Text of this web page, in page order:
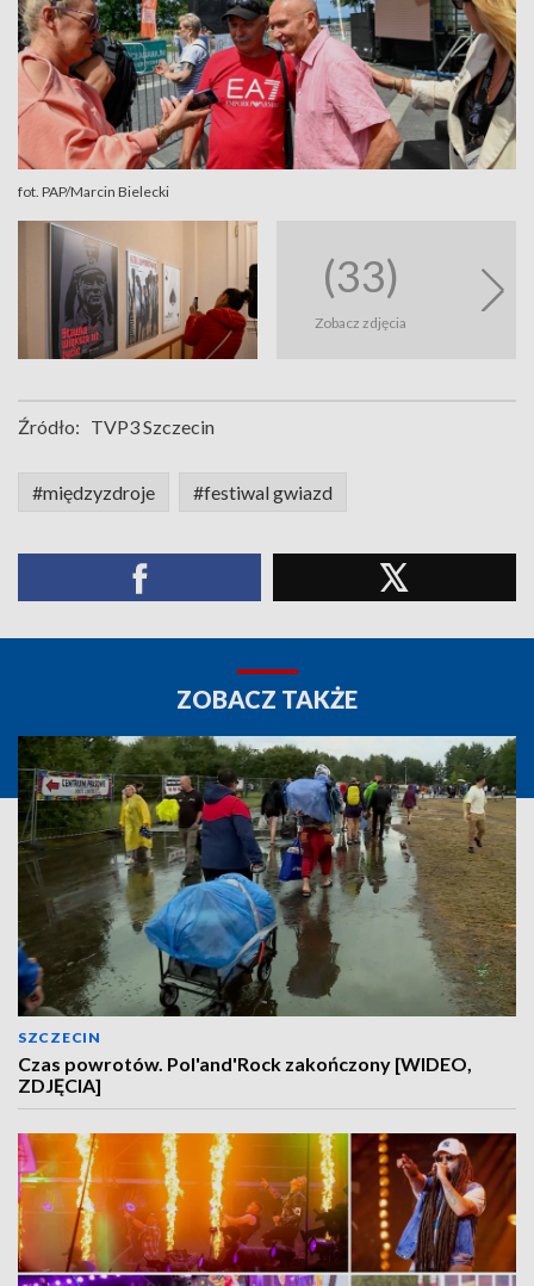
fot. PAP/Marcin Bielecki
(33)
Zobacz zdjęcia
Źródło: TVP3 Szczecin
#międzyzdroje #festiwal gwiazd
ZOBACZ TAKŻE
SZCZECIN
Czas powrotów. Pol'and'Rock zakończony [WIDEO,
ZDJĘCIA]